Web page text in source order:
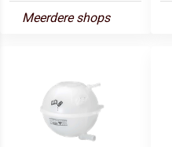
Meerdere shops